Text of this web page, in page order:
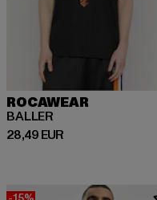
ROCAWEAR
BALLER
28,49 EUR
Derzeitiger Preis: 28,49 EUR